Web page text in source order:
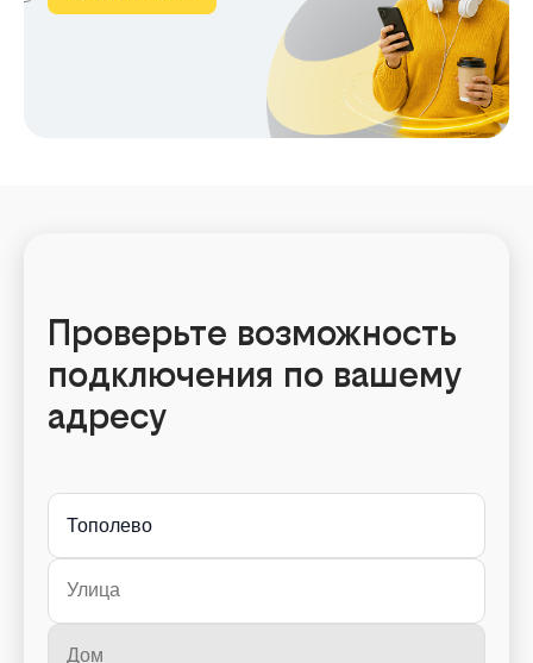
Проверьте возможность
подключения по вашему
адресу
Тополево